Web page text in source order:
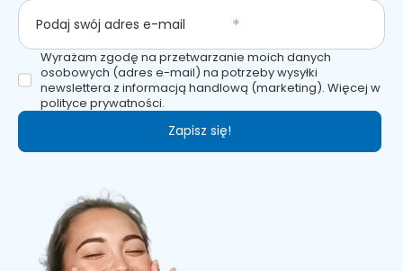
Podaj swój adres e-mail
Wyrażam zgodę na przetwarzanie moich danych
osobowych (adres e-mail) na potrzeby wysyłki
newslettera z informacją handlową (marketing). Więcej w
polityce prywatności.
Zapisz się!